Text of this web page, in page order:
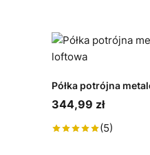
Półka potrójna
344,99 zł
(5)